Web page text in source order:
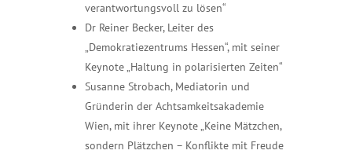
verantwortungsvoll zu lösen“
Dr Reiner Becker, Leiter des
„Demokratiezentrums Hessen“, mit seiner
Keynote „Haltung in polarisierten Zeiten“
Susanne Strobach, Mediatorin und
Gründerin der Achtsamkeitsakademie
Wien, mit ihrer Keynote „Keine Mätzchen,
sondern Plätzchen – Konflikte mit Freude